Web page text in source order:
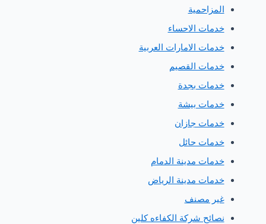
المزاحمية
خدمات الاحساء
خدمات الامارات العربية
خدمات القصيم
خدمات بجدة
خدمات بيشة
خدمات جازان
خدمات حائل
خدمات مدينة الدمام
خدمات مدينة الرياض
غير مصنف
نصائح شركة الكفاءه كلين